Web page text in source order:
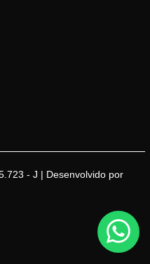
- J | Desenvolvido por